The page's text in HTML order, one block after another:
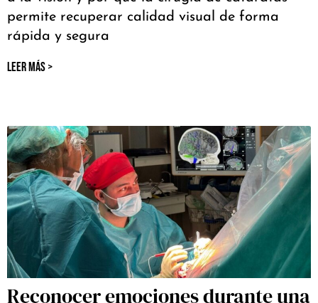
permite recuperar calidad visual de forma
rápida y segura
LEER MÁS >
Reconocer emociones durante una